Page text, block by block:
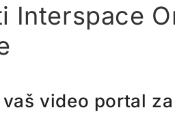
Interspace
video portal